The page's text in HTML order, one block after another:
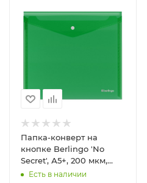
Папка-конверт на
кнопке Berlingo 'No
Secret', А5+, 200 мкм,
зеленая, EFb_05004
Есть в наличии